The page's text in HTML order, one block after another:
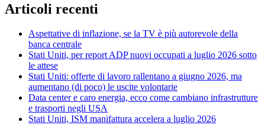
Articoli recenti
Aspettative di inflazione, se la TV è più autorevole della
banca centrale
Stati Uniti, per report ADP nuovi occupati a luglio 2026 sotto
le attese
Stati Uniti: offerte di lavoro rallentano a giugno 2026, ma
aumentano (di poco) le uscite volontarie
Data center e caro energia, ecco come cambiano infrastrutture
e trasporti negli USA
Stati Uniti, ISM manifattura accelera a luglio 2026